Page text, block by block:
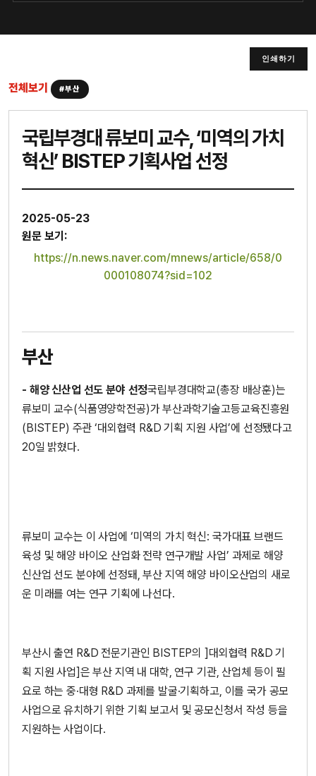
인쇄하기
전체보기 #부산
국립부경대 류보미 교수, ‘미역의 가치
혁신’ BISTEP 기획사업 선정
2025-05-23
원문 보기:
https://n.news.naver.com/mnews/article/658/0
000108074?sid=102
부산
- 해양 신산업 선도 분야 선정국립부경대학교(총장 배상훈)는
류보미 교수(식품영양학전공)가 부산과학기술고등교육진흥원
(BISTEP) 주관 ‘대외협력 R&D 기획 지원 사업’에 선정됐다고
20일 밝혔다.
류보미 교수는 이 사업에 ‘미역의 가치 혁신: 국가대표 브랜드
육성 및 해양 바이오 산업화 전략 연구개발 사업’ 과제로 해양
신산업 선도 분야에 선정돼, 부산 지역 해양 바이오산업의 새로
운 미래를 여는 연구 기획에 나선다.
부산시 출연 R&D 전문기관인 BISTEP의 ]대외협력 R&D 기
획 지원 사업]은 부산 지역 내 대학, 연구 기관, 산업체 등이 필
요로 하는 중·대형 R&D 과제를 발굴·기획하고, 이를 국가 공모
사업으로 유치하기 위한 기획 보고서 및 공모신청서 작성 등을
지원하는 사업이다.